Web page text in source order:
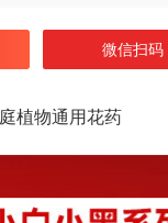
微信扫码
植物通用花药